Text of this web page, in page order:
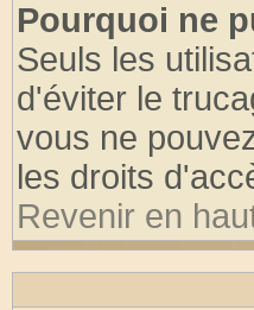
Pourquoi ne
Seuls les
d'éviter le
vous ne
les droits
Revenir en